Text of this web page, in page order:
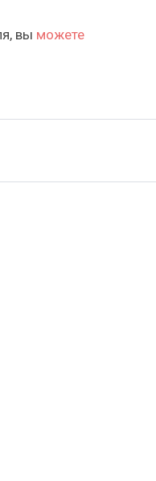
вы можете